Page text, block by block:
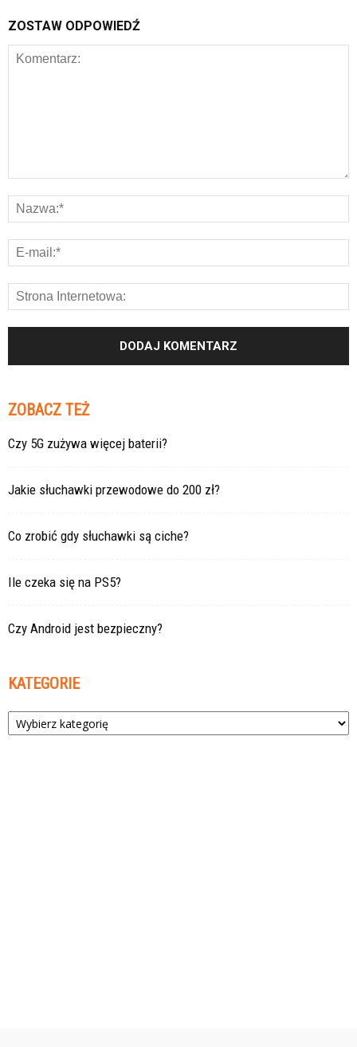
ZOSTAW ODPOWIEDŹ
ZOBACZ TEŻ
Czy 5G zużywa więcej baterii?
Jakie słuchawki przewodowe do 200 zł?
Co zrobić gdy słuchawki są ciche?
Ile czeka się na PS5?
Czy Android jest bezpieczny?
KATEGORIE
Kategorie